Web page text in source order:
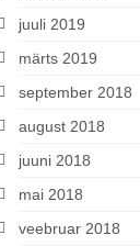
juuli 2019
märts 2019
september 2018
august 2018
juuni 2018
mai 2018
veebruar 2018